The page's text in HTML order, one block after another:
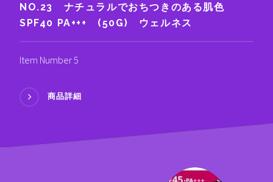
NO.23 ナチュラルでおちつきのある肌色
SPF40 PA+++ (50G) ウェルネス
Item Number 5
商品詳細